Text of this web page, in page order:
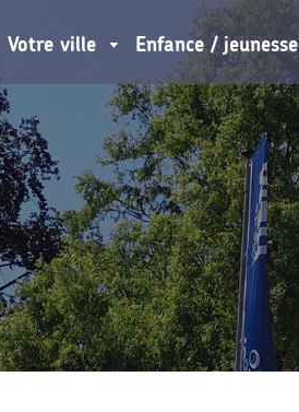
Votre ville Enfance / jeunesse